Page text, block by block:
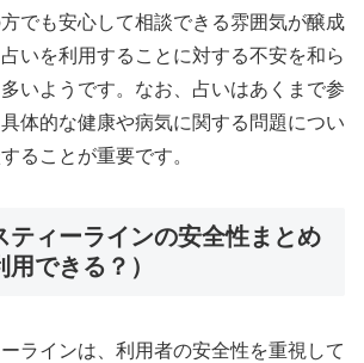
でも安心して相談できる雰囲気が醸成
いを利用することに対する不安を和ら
いようです。なお、占いはあくまで参
体的な健康や病気に関する問題につい
ることが重要です。
ティーラインの安全性まとめ
用できる？）
ラインは、利用者の安全性を重視して